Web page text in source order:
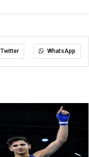
Twitter WhatsApp